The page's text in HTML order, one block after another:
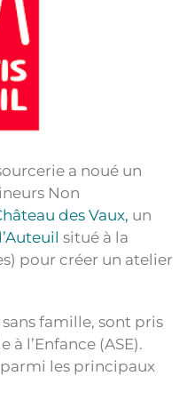
a noué un
Non
des Vaux, un
situé à la
pour créer un atelier
sans famille, sont pris
à l’Enfance (ASE).
les principaux